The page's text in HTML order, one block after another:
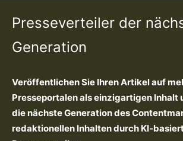
Presseverteiler der
Generation
Veröffentlichen Sie Ihren Artikel auf
Presseportalen als einzigartigen Inhalt
die nächste Generation des
redaktionellen Inhalten durch KI-